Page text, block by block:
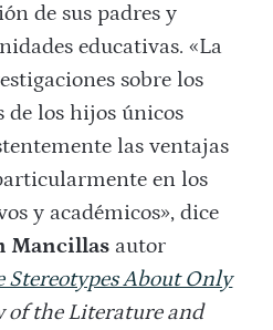
de sus padres y
educativas. «La
sobre los
de los hijos únicos
las ventajas
en los
y académicos», dice
Mancillas autor
Stereotypes About Only
of the Literature and